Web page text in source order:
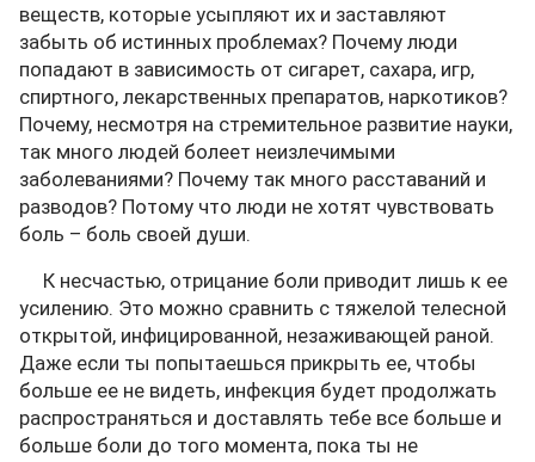
веществ, которые усыпляют их и заставляют
забыть об истинных проблемах? Почему люди
попадают в зависимость от сигарет, сахара, игр,
спиртного, лекарственных препаратов, наркотиков?
Почему, несмотря на стремительное развитие науки,
так много людей болеет неизлечимыми
заболеваниями? Почему так много расставаний и
разводов? Потому что люди не хотят чувствовать
боль – боль своей души.
К несчастью, отрицание боли приводит лишь к ее
усилению. Это можно сравнить с тяжелой телесной
открытой, инфицированной, незаживающей раной.
Даже если ты попытаешься прикрыть ее, чтобы
больше ее не видеть, инфекция будет продолжать
распространяться и доставлять тебе все больше и
больше боли до того момента, пока ты не